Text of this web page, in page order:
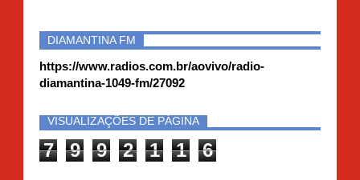
DIAMANTINA FM
https://www.radios.com.br/aovivo/radio-
diamantina-1049-fm/27092
VISUALIZAÇÕES DE PÁGINA
7 9 9 2 1 1 6